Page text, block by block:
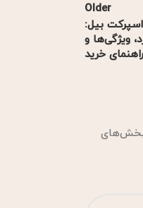
Older
بیل:
ویژگی‌ها و
راهنمای خرید